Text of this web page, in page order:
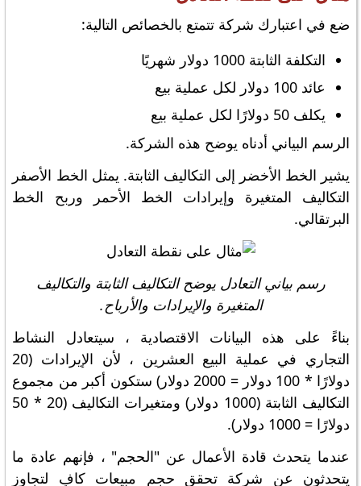
ضع في اعتبارك شركة تتمتع بالخصائص التالية:
التكلفة الثابتة 1000 دولار شهريًا
عائد 100 دولار لكل عملية بيع
يكلف 50 دولارًا لكل عملية بيع
الرسم البياني أدناه يوضح هذه الشركة.
يشير الخط الأخضر إلى التكاليف الثابتة. يمثل الخط الأصفر
التكاليف المتغيرة وإيرادات الخط الأحمر وربح الخط
البرتقالي.
رسم بياني التعادل يوضح التكاليف الثابتة والتكاليف
المتغيرة والإيرادات والأرباح.
بناءً على هذه البيانات الاقتصادية ، سيتعادل النشاط
التجاري في عملية البيع العشرين ، لأن الإيرادات (20
دولارًا * 100 دولار = 2000 دولار) ستكون أكبر من مجموع
التكاليف الثابتة (1000 دولار) ومتغيرات التكاليف (20 * 50
دولارًا = 1000 دولار).
عندما يتحدث قادة الأعمال عن "الحجم" ، فإنهم عادة ما
يتحدثون عن شركة تحقق حجم مبيعات كافٍ لتجاوز